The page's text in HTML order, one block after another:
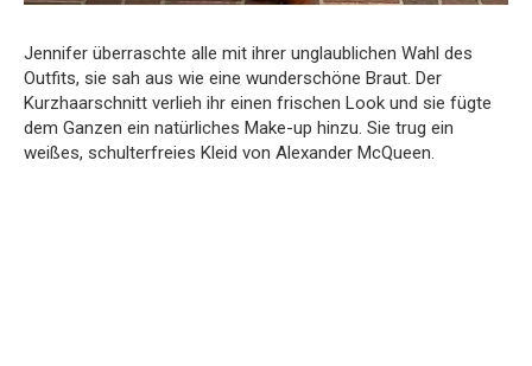
Jennifer überraschte alle mit ihrer unglaublichen Wahl des
Outfits, sie sah aus wie eine wunderschöne Braut. Der
Kurzhaarschnitt verlieh ihr einen frischen Look und sie fügte
dem Ganzen ein natürliches Make-up hinzu. Sie trug ein
weißes, schulterfreies Kleid von Alexander McQueen.